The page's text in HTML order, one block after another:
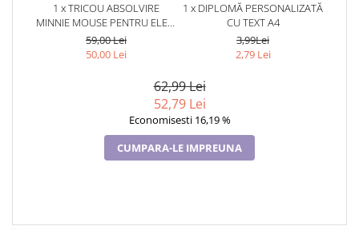
1 x TRICOU ABSOLVIRE
MINNIE MOUSE PENTRU ELEVI
CLASA 4 SAU GRADINITA
ABS10889
59,00 Lei
50,00 Lei
1 x DIPLOMĂ PERSONALIZATĂ
CU TEXT A4
3,99Lei
2,79 Lei
62,99 Lei
52,79 Lei
Economisesti 16,19 %
CUMPARA-LE IMPREUNA